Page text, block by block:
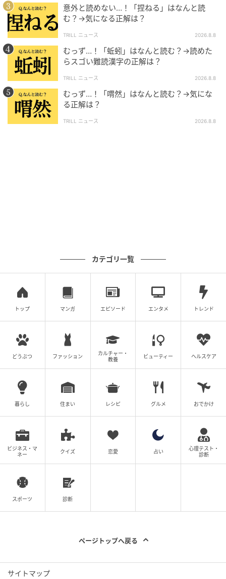
意外と読めない…！「捏ねる」はなんと読
む？→気になる正解は？
TRILL ニュース 2026.8.8
むっず…！「蚯蚓」はなんと読む？→読めた
らスゴい難読漢字の正解は？
TRILL ニュース 2026.8.8
むっず…！「喟然」はなんと読む？→気にな
る正解は？
TRILL ニュース 2026.8.8
カテゴリ一覧
トップ マンガ エピソード エンタメ トレンド
どうぶつ ファッション
カルチャー・
教養
ビューティー ヘルスケア
暮らし 住まい レシピ グルメ おでかけ
ビジネス・マ
ネー
クイズ 恋愛 占い
心理テスト・
診断
スポーツ 診断
ページトップへ戻る
サイトマップ